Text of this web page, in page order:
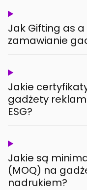
Jak Gifting as a
zamawianie
Jakie
gadżety
ESG?
Jakie są
(MOQ) na
nadrukiem?